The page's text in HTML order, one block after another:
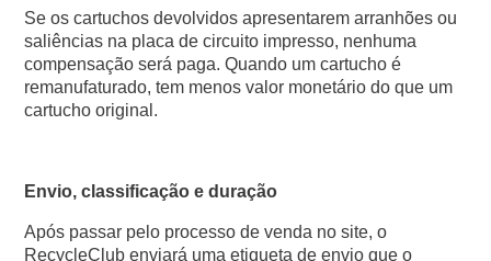
Se os cartuchos devolvidos apresentarem arranhões ou
saliências na placa de circuito impresso, nenhuma
compensação será paga. Quando um cartucho é
remanufaturado, tem menos valor monetário do que um
cartucho original.
Envio, classificação e duração
Após passar pelo processo de venda no site, o
RecycleClub enviará uma etiqueta de envio que o